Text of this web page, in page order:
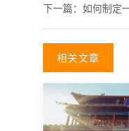
下一篇： 如何制定
相关文章